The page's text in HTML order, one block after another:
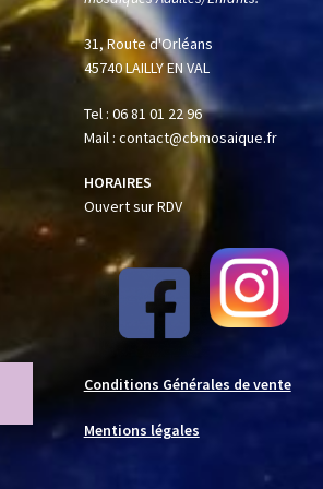
31, Route d'Orléans
45740 LAILLY EN VAL
Tel : 06 81 01 22 96
Mail : contact@cbmosaique.fr
HORAIRES
Ouvert sur RDV
Conditions Générales de vente
Mentions légales